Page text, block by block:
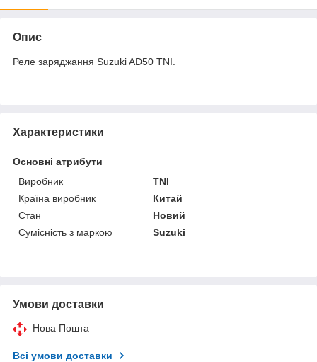
Опис
Реле заряджання Suzuki AD50 TNI.
Характеристики
Основні атрибути
Виробник
TNI
Країна виробник
Китай
Стан
Новий
Сумісність з маркою
Suzuki
Умови доставки
Нова Пошта
Всі умови доставки